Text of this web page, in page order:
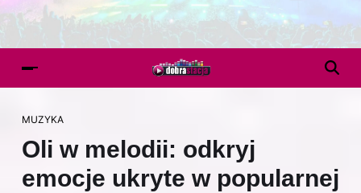
MUZYKA
Oli w melodii: odkryj
emocje ukryte w popularnej